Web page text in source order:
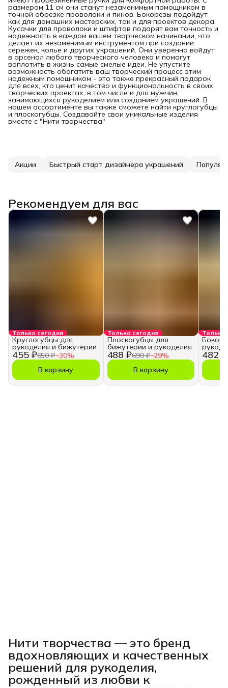
размером 11 см они станут незаменимым помощником в
точной обрезке проволоки и пинов. Бокорезы подойдут
как для домашних мастерских, так и для проектов декора.
Кусачки для проволоки и штифтов подарят вам точность и
надежность в каждом вашем творческом начинании, что
делает их незаменимым инструментом при создании
сережек, колье и других украшений. Они уверенно войдут
в арсенал любого творческого человека и помогут
воплотить в жизнь самые смелые идеи. Не упустите
возможность обогатить ваш творческий процесс этим
надежным помощником - это также прекрасный подарок
для всех, кто ценит качество и функциональность в своих
творческих проектах, в том числе и для мужчин,
занимающихся рукоделием или созданием украшений. В
нашем ассортименте вы также сможете найти круглогубцы
и плоскогубцы. Создавайте свои уникальные изделия
вместе с "Нити творчества"
Акции Быстрый старт дизайнера украшений
Рекомендуем для вас
Только сегодня
455 ₽650 ₽−30%
Круглогубцы для
рукоделия и бижутерии
В корзину
Только сегодня
488 ₽690 ₽−29%
Плоскогубцы для
бижутерии и рукоделия
В корзину
Только
482 ₽
Нити творчества — это бренд
вдохновляющих и качественных
решений для рукоделия,
рожденный из любви к